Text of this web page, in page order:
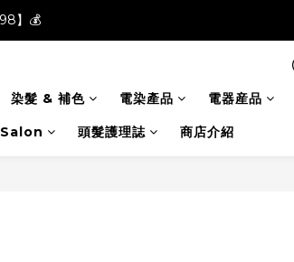
】💰
】💰
費📦!
】💰
染髮 & 補色 電染產品 電器産品
Salon 頭髮護理誌 商店介紹